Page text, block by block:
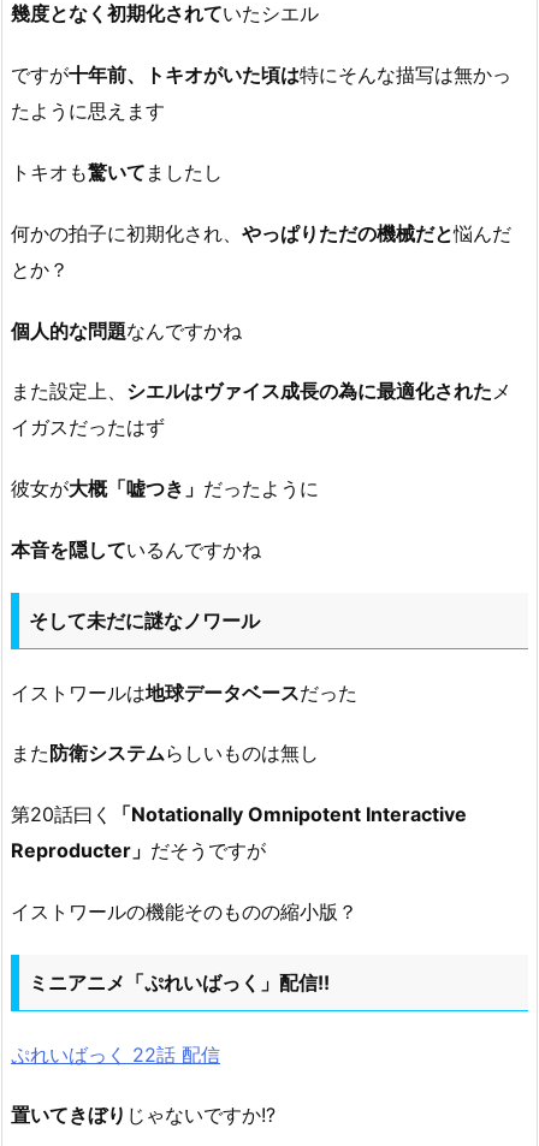
幾度となく初期化されていたシエル
ですが十年前、トキオがいた頃は特にそんな描写は無かっ
たように思えます
トキオも驚いて ましたし
何かの拍子に初期化され、 やっぱりただの機械だと悩んだ
とか？
個人的な問題なんですかね
また設定上、 シエルはヴァイス成長の為に最適化されたメ
イガスだったはず
彼女が大概「嘘つき」 だったように
本音を隠しているんですかね
そして未だに謎なノワール
イストワールは地球データベースだった
また 防衛システムらしいものは無し
第20話曰く
「Notationally Omnipotent Interactive
Reproducter」 だそうですが
イストワールの機能そのものの縮小版？
ミニアニメ「ぷれいばっく」配信!!
ぷれいばっく 22話 配信
置いてきぼり じゃないですか!?